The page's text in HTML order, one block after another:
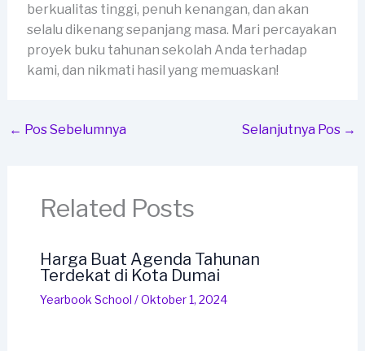
berkualitas tinggi, penuh kenangan, dan akan
selalu dikenang sepanjang masa. Mari percayakan
proyek buku tahunan sekolah Anda terhadap
kami, dan nikmati hasil yang memuaskan!
← Pos Sebelumnya Selanjutnya Pos →
Related Posts
Harga Buat Agenda Tahunan
Terdekat di Kota Dumai
Yearbook School /Oktober 1, 2024